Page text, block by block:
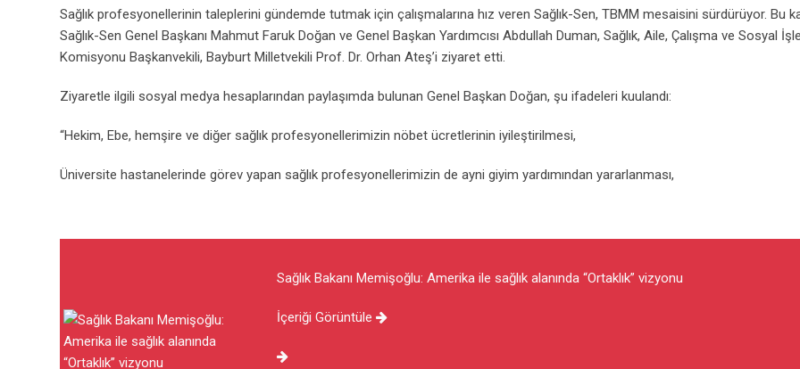
Sağlık profesyonellerinin taleplerini gündemde tutmak için çalışmalarına hız veren Sağlık-Sen, TBMM mesaisini sürdürüyor. Bu
Sağlık-Sen Genel Başkanı Mahmut Faruk Doğan ve Genel Başkan Yardımcısı Abdullah Duman, Sağlık, Aile, Çalışma ve Sosyal
Komisyonu Başkanvekili, Bayburt Milletvekili Prof. Dr. Orhan Ateş’i ziyaret etti.
Ziyaretle ilgili sosyal medya hesaplarından paylaşımda bulunan Genel Başkan Doğan, şu ifadeleri kuulandı:
“Hekim, Ebe, hemşire ve diğer sağlık profesyonellerimizin nöbet ücretlerinin iyileştirilmesi,
Üniversite hastanelerinde görev yapan sağlık profesyonellerimizin de ayni giyim yardımından yararlanması,
Sağlık Bakanı Memişoğlu: Amerika ile sağlık alanında “Ortaklık” vizyonu
İçeriği Görüntüle